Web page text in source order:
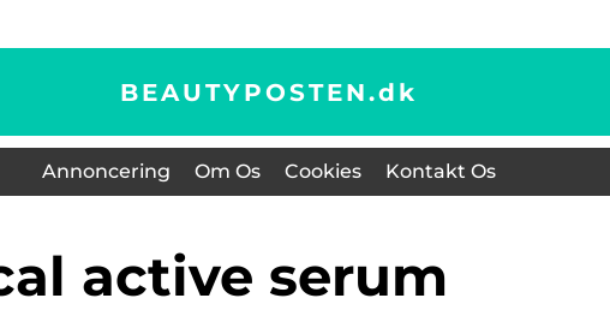
BEAUTYPOSTEN.dk
Annoncering Om Os Cookies Kontakt Os
active serum